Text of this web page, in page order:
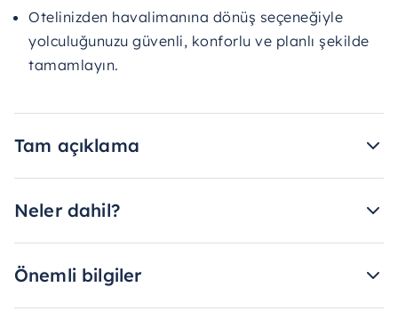
Otelinizden havalimanına dönüş seçeneğiyle
yolculuğunuzu güvenli, konforlu ve planlı şekilde
tamamlayın.
Tam açıklama
Neler dahil?
Önemli bilgiler